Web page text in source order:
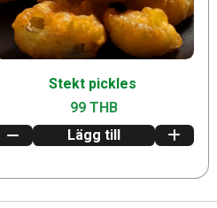
Stekt pickles
99 THB
Lägg till